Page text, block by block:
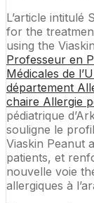
L’article intitulé
for the
using the
Professeur en
Médicales de
département
chaire Allergie
pédiatrique
souligne le
Viaskin Peanut
patients, et
nouvelle voie
allergiques à